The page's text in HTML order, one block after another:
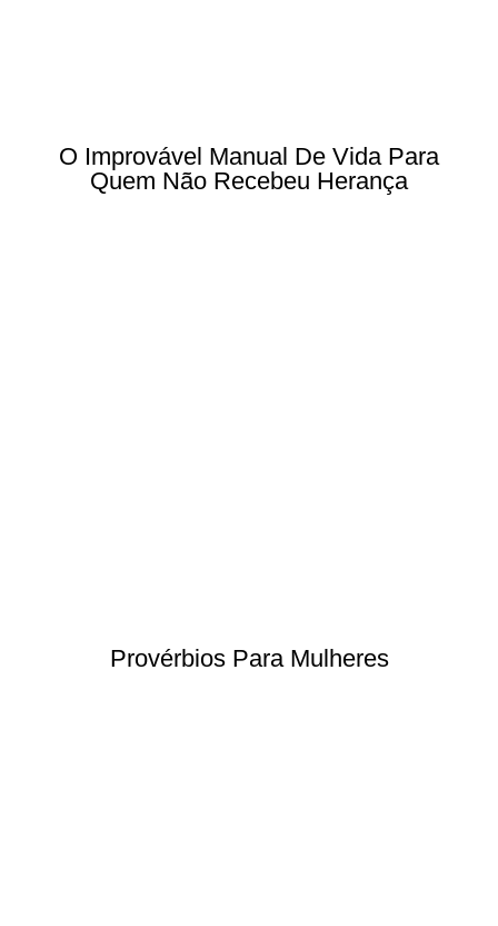
O Improvável Manual De Vida Para
Quem Não Recebeu Herança
Provérbios Para Mulheres